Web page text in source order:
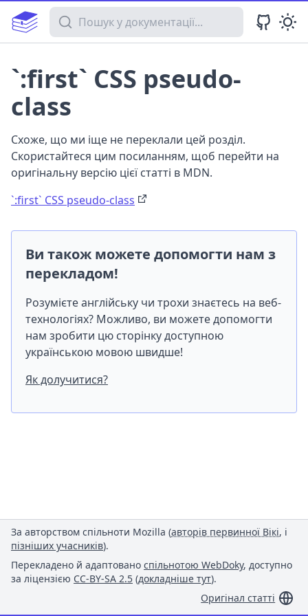
Пошук у документації
`:first` CSS pseudo-
class
Схоже, що ми іще не переклали цей розділ.
Скористайтеся цим посиланням, щоб перейти на
оригінальну версію цієї статті в MDN.
`:first` CSS pseudo-class
Ви також можете допомогти нам з
перекладом!
Розумієте англійську чи трохи знаєтесь на веб-
технологіях? Можливо, ви можете допомогти
нам зробити цю сторінку доступною
українською мовою швидше!
Як долучитися?
За авторством спільноти Mozilla (авторів первинної Вікі, і
пізніших учасників).
Перекладено й адаптовано спільнотою WebDoky, доступно
за ліцензією CC-BY-SA 2.5 (докладніше тут).
Оригінал статті